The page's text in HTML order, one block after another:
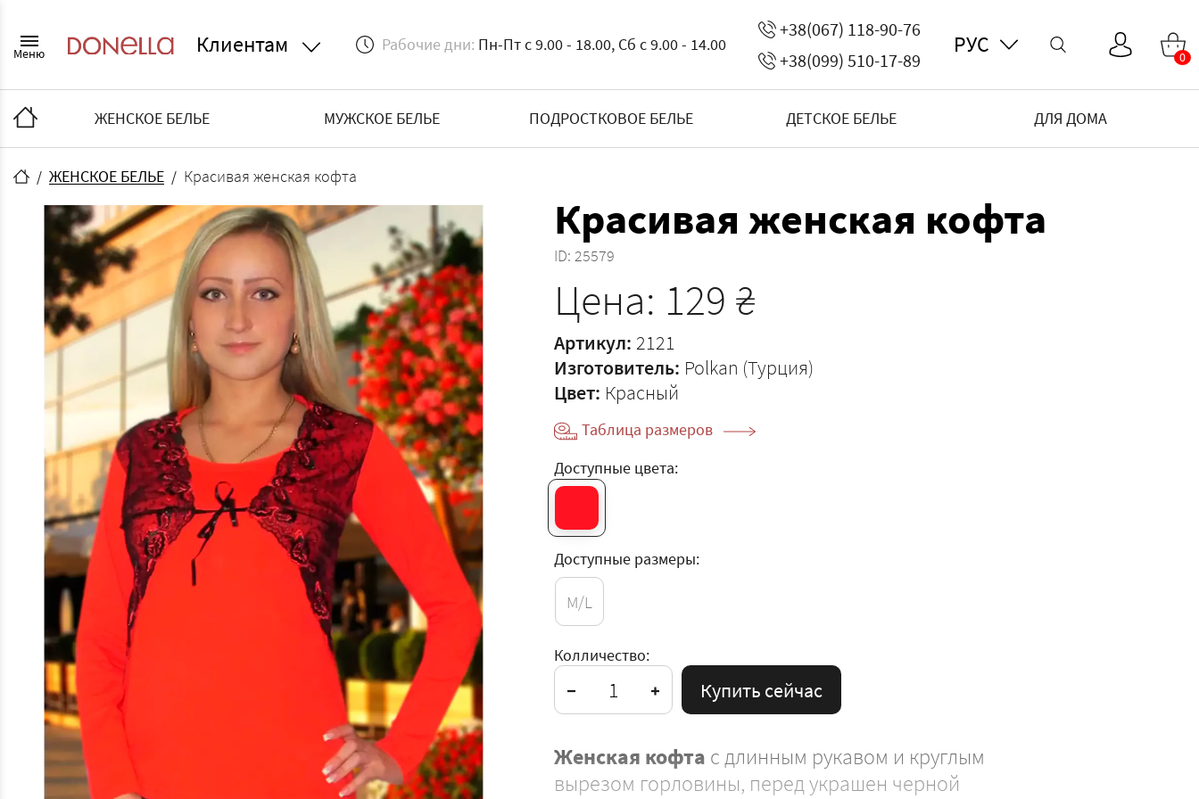
Меню Клиентам Рабочие дни: Пн-Пт с 9.00 - 18.00, Сб с 9.00 - 14.00
+38(067) 118-90-76
+38(099) 510-17-89
РУС 0
ЖЕНСКОЕ БЕЛЬЕ МУЖСКОЕ БЕЛЬЕ ПОДРОСТКОВОЕ БЕЛЬЕ ДЕТСКОЕ БЕЛЬЕ ДЛЯ ДОМА
ЖЕНСКОЕ БЕЛЬЕ Красивая женская кофта
Красивая женская кофта
ID:25579
Цена: 129 ₴
Артикул: 2121
Изготовитель: Polkan (Турция)
Цвет: Красный
Таблица размеров
Доступные цвета:
Доступные размеры:
M/L
Колличество:
Купить сейчас
Женская кофта с длинным рукавом и круглым
вырезом горловины, перед украшен черной